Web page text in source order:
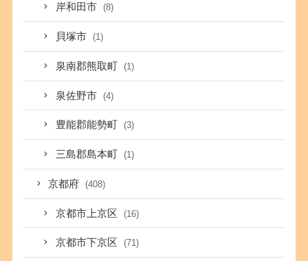
岸和田市 (8)
貝塚市 (1)
泉南郡熊取町 (1)
泉佐野市 (4)
豊能郡能勢町 (3)
三島郡島本町 (1)
京都府 (408)
京都市上京区 (16)
京都市下京区 (71)